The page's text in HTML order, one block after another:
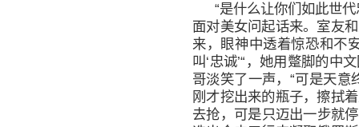
“是什么让你们如此世
面对美女问起话来。室友
来，眼神中透着惊恐和不
叫‘忠诚’“，她用蹩脚的中
哥淡笑了一声，“可是天意
刚才挖出来的瓶子，擦拭
去抢，可是只迈出一步就